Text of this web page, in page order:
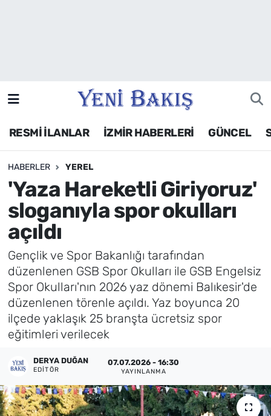
RESMİ İLANLAR İZMİR HABERLERİ GÜNCEL
HABERLER YEREL
'Yaza Hareketli Giriyoruz'
sloganıyla spor okulları
açıldı
Gençlik ve Spor Bakanlığı tarafından
düzenlenen GSB Spor Okulları ile GSB Engelsiz
Spor Okulları'nın 2026 yaz dönemi Balıkesir'de
düzenlenen törenle açıldı. Yaz boyunca 20
ilçede yaklaşık 25 branşta ücretsiz spor
eğitimleri verilecek
DERYA DUĞAN
EDITÖR
07.07.2026 - 16:30
YAYINLANMA
Siyaset
Asayiş / Polis-Adliye
Spor
Magazin
Foto Galeri
Künye
İletişim